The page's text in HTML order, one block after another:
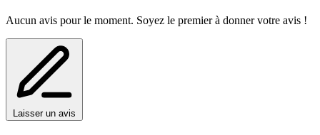
Aucun avis pour le moment. Soyez le premier à donner votre avis !
Laisser un avis